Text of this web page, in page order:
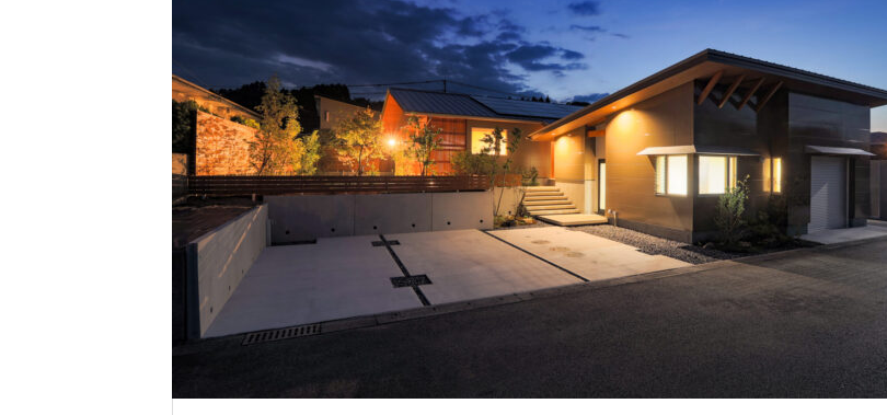
【 予約展示会 🏠 終了御礼 】
2026.08.04
【 新築展示会 8/1(土)・2(日) 10時～
18時 開催♪ ※予約制 】
2026.07.24
【 予約展示会 🏠 終了御礼 】
2026.08.04
【 新築展示会 8/1(土)・2(日) 10時～
18時 開催♪ ※予約制 】
2026.07.24